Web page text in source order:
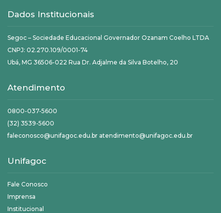
Dados Institucionais
Segoc – Sociedade Educacional Governador Ozanam Coelho LTDA
CNPJ: 02.270.109/0001-74
Ubá, MG 36506-022 Rua Dr. Adjalme da Silva Botelho, 20
Atendimento
0800-037-5600
(32) 3539-5600
faleconosco@unifagoc.edu.br atendimento@unifagoc.edu.br
Unifagoc
Fale Conosco
Imprensa
Institucional